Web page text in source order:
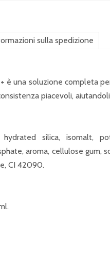
sulla spedizione
è una soluzione completa
piacevoli,
hydrated silica, isomalt,
aroma, cellulose gum,
CI 42090.